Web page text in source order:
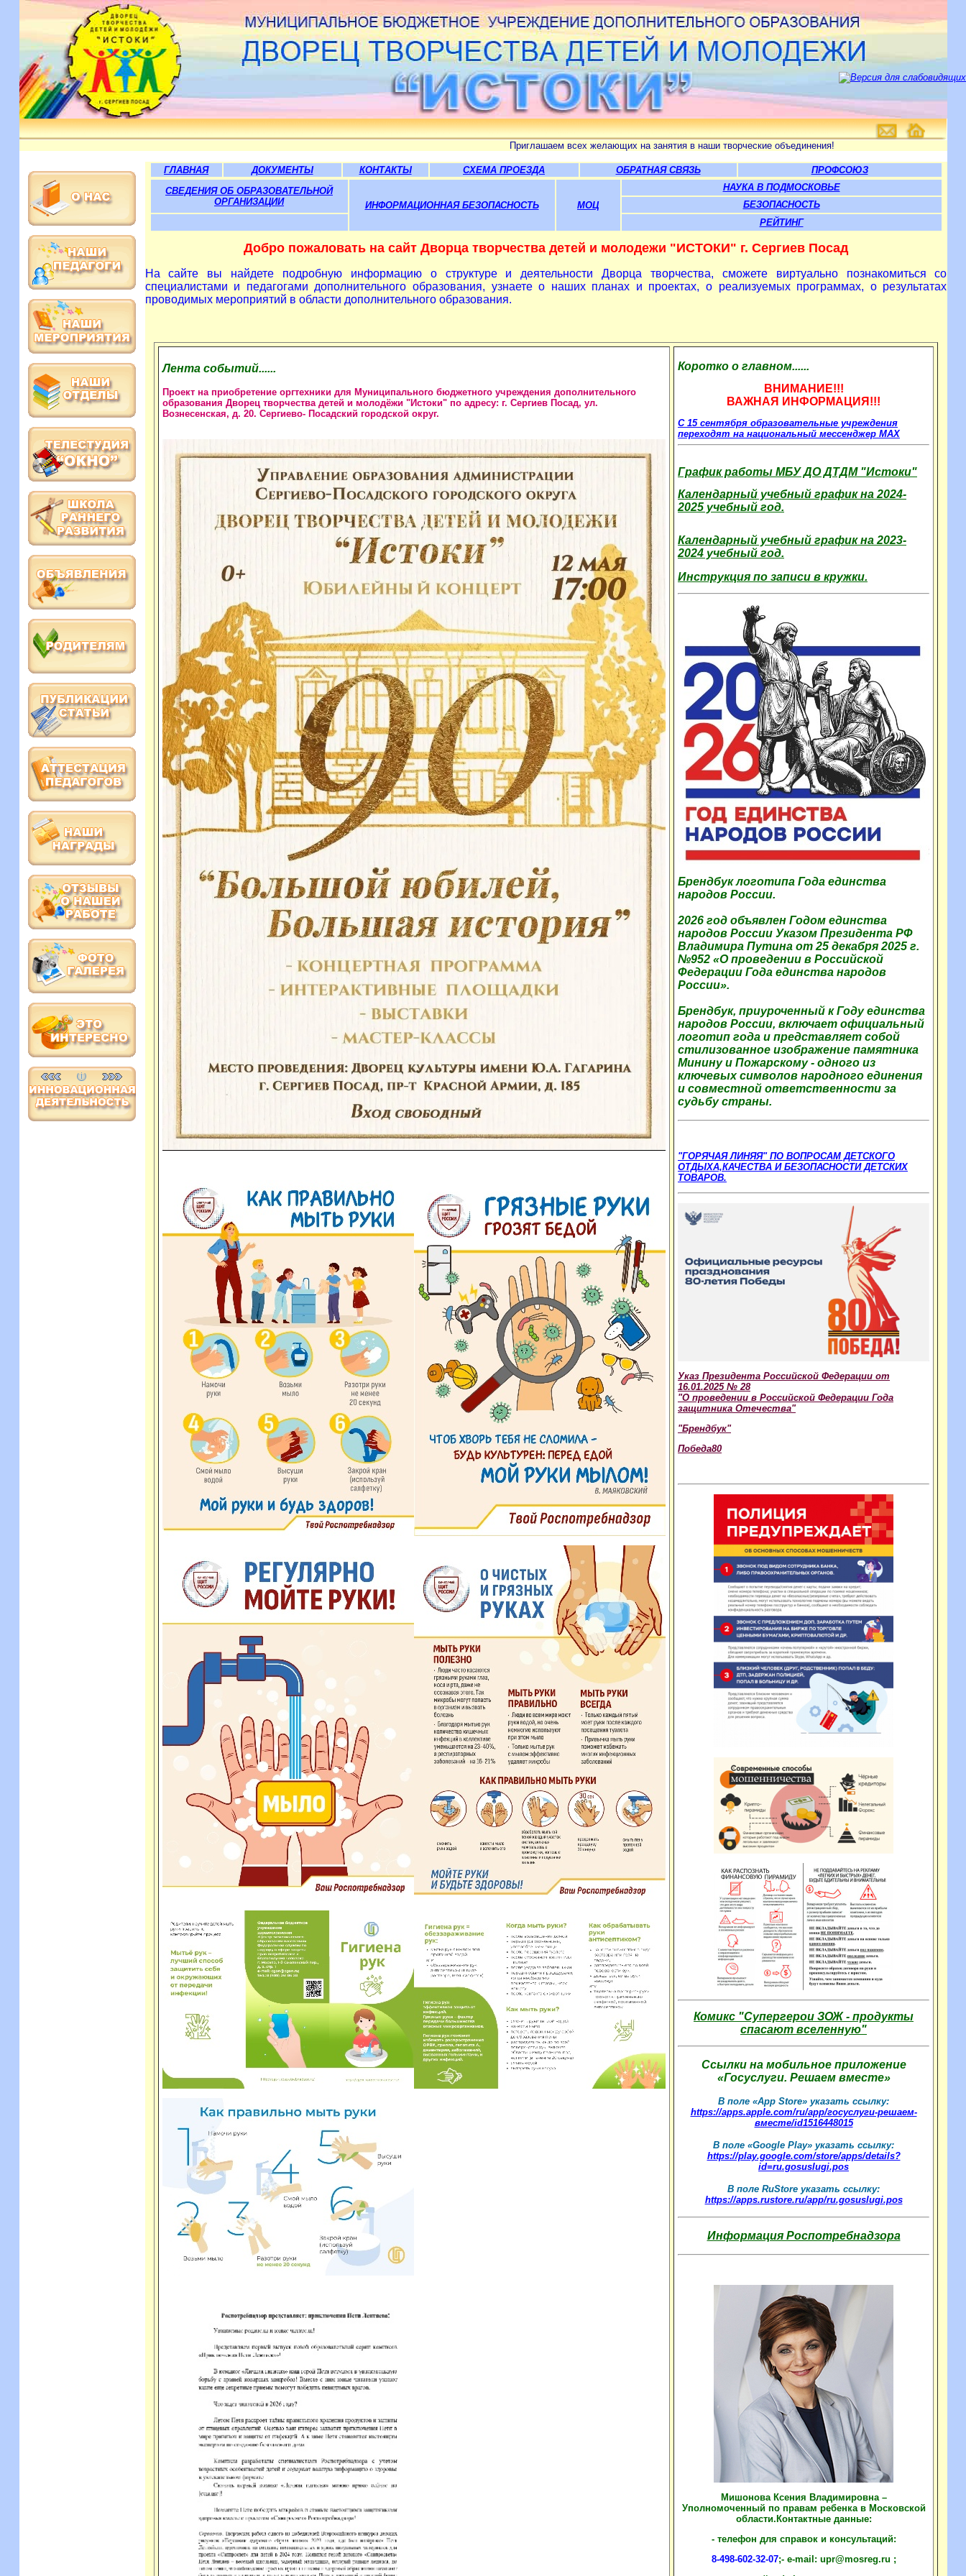
Приглашаем всех желающих на занятия в наши творческие объединения!
ГЛАВНАЯ ДОКУМЕНТЫ КОНТАКТЫ СХЕМА ПРОЕЗДА ОБРАТНАЯ СВЯЗЬ
ПРОФСОЮЗ
СВЕДЕНИЯ ОБ ОБРАЗОВАТЕЛЬНОЙ
ОРГАНИЗАЦИИ
ИНФОРМАЦИОННАЯ БЕЗОПАСНОСТЬ МОЦ
НАУКА В ПОДМОСКОВЬЕ
БЕЗОПАСНОСТЬ
РЕЙТИНГ
Добро пожаловать на сайт Дворца творчества детей и молодежи "ИСТОКИ" г. Сергиев Посад
На сайте вы найдете подробную информацию о структуре и деятельности Дворца творчества, сможете виртуально познакомиться со
специалистами и педагогами дополнительного образования, узнаете о наших планах и проектах, о реализуемых программах, о результатах
проводимых мероприятий в области дополнительного образования.
Лента событий......
Проект на приобретение оргтехники для Муниципального бюджетного учреждения дополнительного
образования Дворец творчества детей и молодёжи "Истоки" по адресу: г. Сергиев Посад, ул.
Вознесенская, д. 20. Сергиево- Посадский городской округ.
Коротко о главном......
ВНИМАНИЕ!!!
ВАЖНАЯ ИНФОРМАЦИЯ!!!
C 15 сентября образовательные учреждения
переходят на национальный мессенджер MAX
График работы МБУ ДО ДТДМ "Истоки"
Календарный учебный график на 2024-
2025 учебный год.
Календарный учебный график на 2023-
2024 учебный год.
Инструкция по записи в кружки.
Брендбук логотипа Года единства
народов России.
2026 год объявлен Годом единства
народов России Указом Президента РФ
Владимира Путина от 25 декабря 2025 г.
№952 «О проведении в Российской
Федерации Года единства народов
России».
Брендбук, приуроченный к Году единства
народов России, включает официальный
логотип года и представляет собой
стилизованное изображение памятника
Минину и Пожарскому - одного из
ключевых символов народного единения
и совместной ответственности за
судьбу страны.
"ГОРЯЧАЯ ЛИНЯЯ" ПО ВОПРОСАМ ДЕТСКОГО
ОТДЫХА,КАЧЕСТВА И БЕЗОПАСНОСТИ ДЕТСКИХ
ТОВАРОВ.
Указ Президента Российской Федерации от
16.01.2025 № 28
"О проведении в Российской Федерации Года
защитника Отечества"
"Брендбук"
Победа80
Комикс "Супергерои ЗОЖ - продукты
спасают вселенную"
Ссылки на мобильное приложение
«Госуслуги. Решаем вместе»
В поле «App Store» указать ссылку:
https://apps.apple.com/ru/app/госуслуги-решаем-
вместе/id1516448015
В поле «Google Play» указать ссылку:
https://play.google.com/store/apps/details?
id=ru.gosuslugi.pos
В поле RuStore указать ссылку:
https://apps.rustore.ru/app/ru.gosuslugi.pos
Информация Роспотребнадзора
Мишонова Ксения Владимировна –
Уполномоченный по правам ребенка в Московской
области.Контактные данные:
- телефон для справок и консультаций:
8-498-602-32-07;- e-mail: upr@mosreg.ru ;